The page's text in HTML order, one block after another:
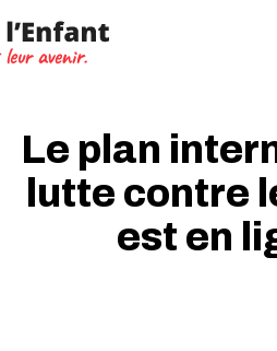
Le plan
lutte contre
est en